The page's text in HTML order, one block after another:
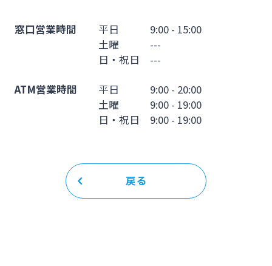
窓口営業時間
平日 9:00 - 15:00
土曜 ---
日・祝日 ---
ATM営業時間
平日 9:00 - 20:00
土曜 9:00 - 19:00
日・祝日 9:00 - 19:00
戻る